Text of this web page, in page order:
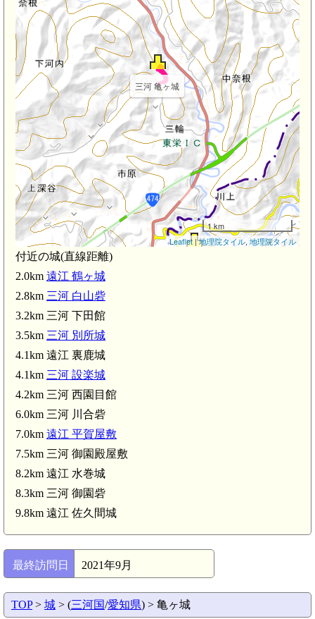
池場駅(3.2km)
三河 亀ヶ城
1 km
Leaflet |地理院タイル, 地理院タイル
付近の城(直線距離)
2.0km 遠江 鶴ヶ城
2.8km 三河 白山砦
3.2km 三河 下田館
3.5km 三河 別所城
4.1km 遠江 裏鹿城
4.1km 三河 設楽城
4.2km 三河 西園目館
6.0km 三河 川合砦
7.0km 遠江 平賀屋敷
7.5km 三河 御園殿屋敷
8.2km 遠江 水巻城
8.3km 三河 御園砦
9.8km 遠江 佐久間城
最終訪問日 2021年9月
TOP> 城 > (三河国/愛知県) > 亀ヶ城